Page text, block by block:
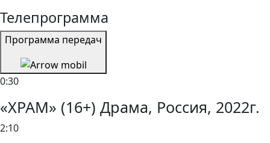
Телепрограмма
Программа передач
0:30
«ХРАМ» (16+) Драма, Россия, 2022г.
2:10